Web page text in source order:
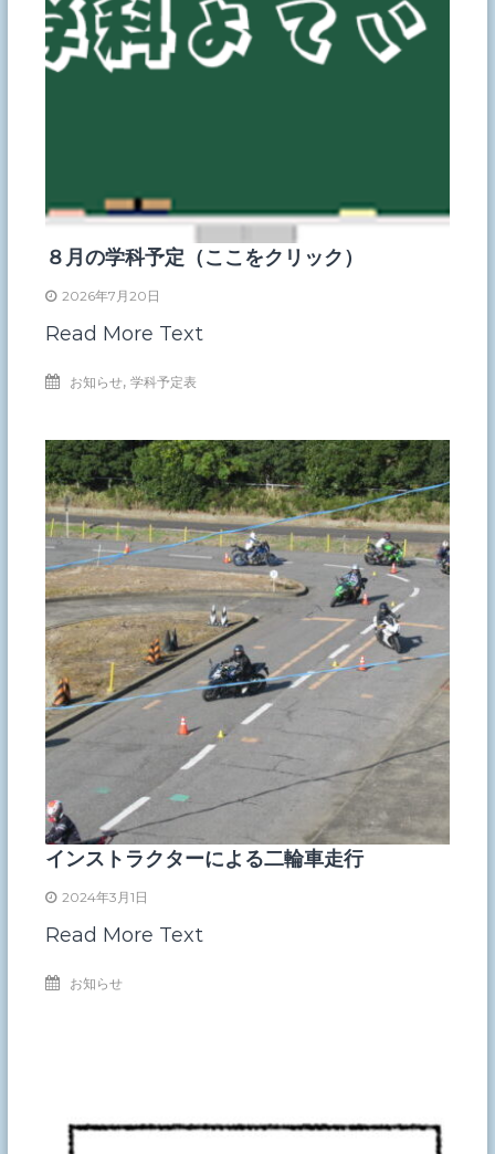
８月の学科予定（ここをクリック）
2026年7月20日
Read More Text
お知らせ,学科予定表
インストラクターによる二輪車走行
2024年3月1日
Read More Text
お知らせ